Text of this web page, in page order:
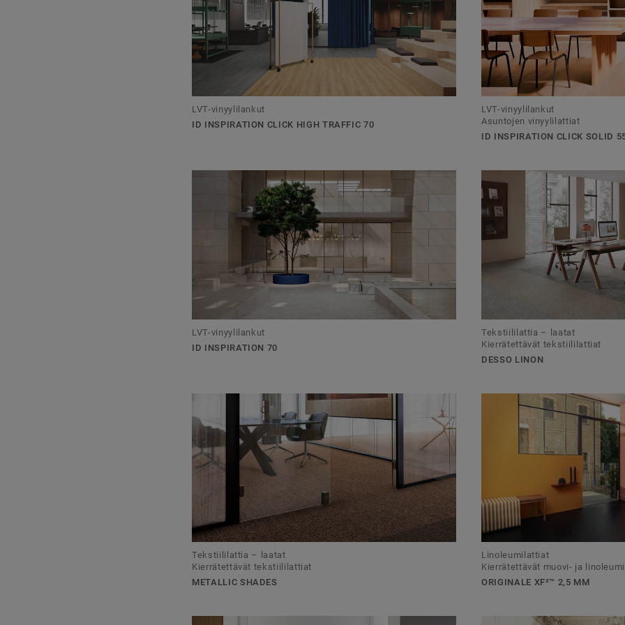
LVT-vinyylilankut
ID INSPIRATION CLICK HIGH TRAFFIC 70
LVT-vinyylilankut
Asuntojen vinyylilattiat
ID INSPIRATION CLICK SOLID
LVT-vinyylilankut
ID INSPIRATION 70
Tekstiililattia – laatat
Kierrätettävät tekstiililattiat
DESSO LINON
Tekstiililattia – laatat
Kierrätettävät tekstiililattiat
METALLIC SHADES
Linoleumilattiat
Kierrätettävät muovi- ja
ORIGINALE XF²™ 2,5 MM